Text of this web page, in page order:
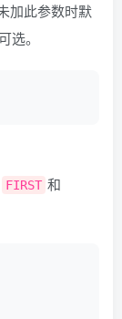
加此参数时默
选。
FIRST 和